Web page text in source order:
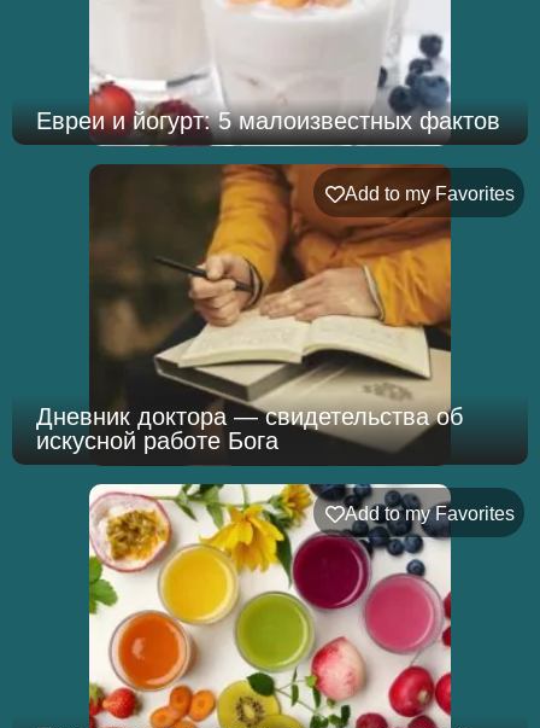
Евреи и йогурт: 5 малоизвестных фактов
Add to my Favorites
Дневник доктора — свидетельства об
искусной работе Бога
Add to my Favorites